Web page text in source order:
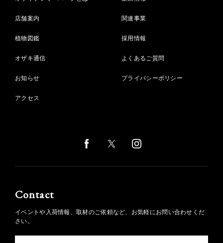
店舗案内
植物図鑑
オザキ通信
お知らせ
アクセス
関連事業
採用情報
よくあるご質問
プライバシーポリシー
Contact
イベントや入荷情報、取材のご依頼など、お気軽にお問い合わせくだ
さい。